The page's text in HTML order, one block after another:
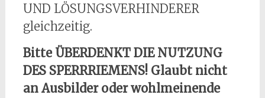
UND LÖSUNGSVERHINDERER
gleichzeitig.
Bitte ÜBERDENKT DIE NUTZUNG
DES SPERRRIEMENS! Glaubt nicht
an Ausbilder oder wohlmeinende